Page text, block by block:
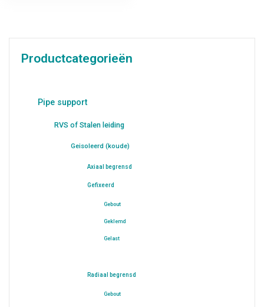
Productcategorieën
Pipe support
RVS of Stalen leiding
Geisoleerd (koude)
Axiaal begrensd
Gefixeerd
Gebout
Geklemd
Gelast
Radiaal begrensd
Gebout